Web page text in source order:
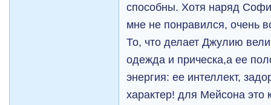
способны. Хотя наряд
мне не понравился, очень
То, что делает Джулию
одежда и прическа,а ее
энергия: ее интеллект,
характер! для Мейсона это